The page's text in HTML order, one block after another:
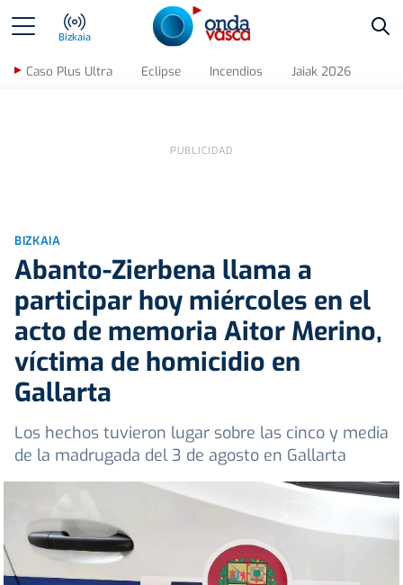
Bizkaia
Caso Plus Ultra Eclipse Incendios Jaiak 2026
BIZKAIA
Abanto-Zierbena llama a
participar hoy miércoles en el
acto de memoria Aitor Merino,
víctima de homicidio en
Gallarta
Los hechos tuvieron lugar sobre las cinco y media
de la madrugada del 3 de agosto en Gallarta